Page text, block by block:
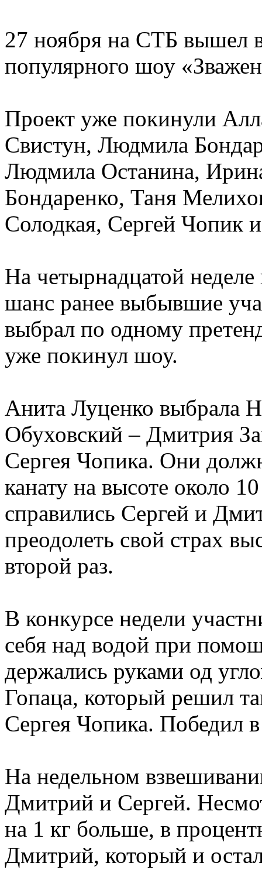
27 ноября на СТБ вышел
популярного шоу
Проект уже покинули
Свистун, Людмила
Людмила Останина,
Бондаренко, Таня
Солодкая, Сергей Чопик
На четырнадцатой
шанс ранее выбывшие
выбрал по одному
уже покинул шоу.
Анита Луценко выбрала
Обуховский – Дмитрия
Сергея Чопика. Они
канату на высоте около
справились Сергей и
преодолеть свой страх
второй раз.
В конкурсе недели
себя над водой при
держались руками од
Гопаца, который решил
Сергея Чопика. Победил
На недельном
Дмитрий и Сергей.
на 1 кг больше, в
Дмитрий, который и